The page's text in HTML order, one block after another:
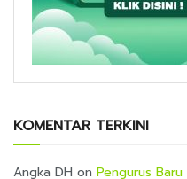
KOMENTAR TERKINI
Angka DH on Pengurus